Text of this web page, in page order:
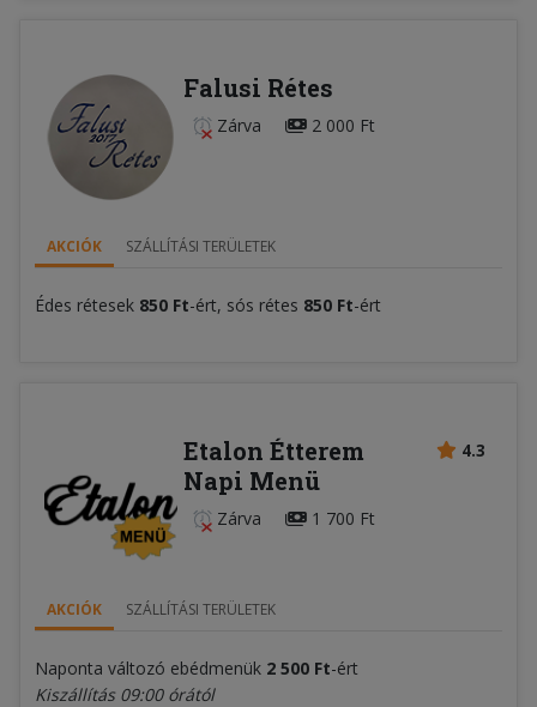
Falusi Rétes
Zárva 2 000 Ft
AKCIÓK SZÁLLÍTÁSI TERÜLETEK
Édes rétesek 850 Ft-ért, sós rétes 850 Ft-ért
4.3
Etalon Étterem
Napi Menü
Zárva 1 700 Ft
AKCIÓK SZÁLLÍTÁSI TERÜLETEK
Naponta változó ebédmenük 2 500 Ft-ért
Kiszállítás 09:00 órától